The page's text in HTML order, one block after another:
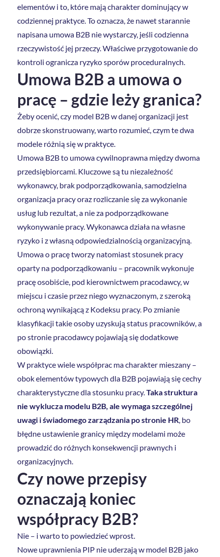
elementów i to, które mają charakter dominujący w
codziennej praktyce. To oznacza, że nawet starannie
napisana umowa B2B nie wystarczy, jeśli codzienna
rzeczywistość jej przeczy. Właściwe przygotowanie do
kontroli ogranicza ryzyko sporów proceduralnych.
Umowa B2B a umowa o
pracę – gdzie leży granica?
Żeby ocenić, czy model B2B w danej organizacji jest
dobrze skonstruowany, warto rozumieć, czym te dwa
modele różnią się w praktyce.
Umowa B2B to umowa cywilnoprawna między dwoma
przedsiębiorcami. Kluczowe są tu niezależność
wykonawcy, brak podporządkowania, samodzielna
organizacja pracy oraz rozliczanie się za wykonanie
usług lub rezultat, a nie za podporządkowane
wykonywanie pracy. Wykonawca działa na własne
ryzyko i z własną odpowiedzialnością organizacyjną.
Umowa o pracę tworzy natomiast stosunek pracy
oparty na podporządkowaniu – pracownik wykonuje
pracę osobiście, pod kierownictwem pracodawcy, w
miejscu i czasie przez niego wyznaczonym, z szeroką
ochroną wynikającą z Kodeksu pracy. Po zmianie
klasyfikacji takie osoby uzyskują status pracowników, a
po stronie pracodawcy pojawiają się dodatkowe
obowiązki.
W praktyce wiele współprac ma charakter mieszany –
obok elementów typowych dla B2B pojawiają się cechy
charakterystyczne dla stosunku pracy. Taka struktura
nie wyklucza modelu B2B, ale wymaga szczególnej
uwagi i świadomego zarządzania po stronie HR , bo
błędne ustawienie granicy między modelami może
prowadzić do różnych konsekwencji prawnych i
organizacyjnych.
Czy nowe przepisy
oznaczają koniec
współpracy B2B?
Nie – i warto to powiedzieć wprost.
Nowe uprawnienia PIP nie uderzają w model B2B jako